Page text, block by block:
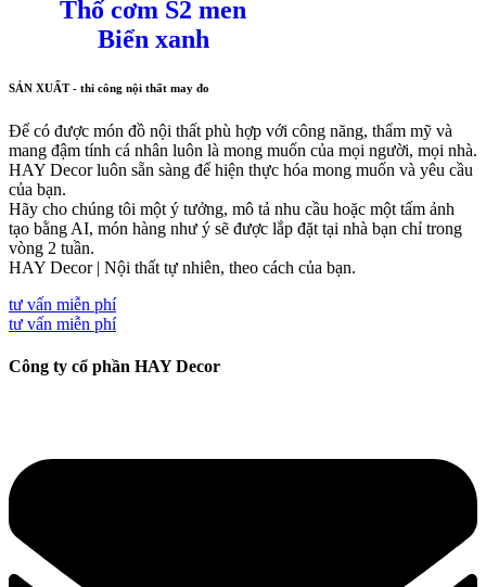
Thố cơm S2 men
Biển xanh
SẢN XUẤT - thi công nội thất may đo
Để có được món đồ nội thất phù hợp với công năng, thẩm mỹ và
mang đậm tính cá nhân luôn là mong muốn của mọi người, mọi nhà.
HAY Decor luôn sẵn sàng để hiện thực hóa mong muốn và yêu cầu
của bạn.
Hãy cho chúng tôi một ý tưởng, mô tả nhu cầu hoặc một tấm ảnh
tạo bằng AI, món hàng như ý sẽ được lắp đặt tại nhà bạn chỉ trong
vòng 2 tuần.
HAY Decor | Nội thất tự nhiên, theo cách của bạn.
tư vấn miễn phí
tư vấn miễn phí
Công ty cổ phần HAY Decor